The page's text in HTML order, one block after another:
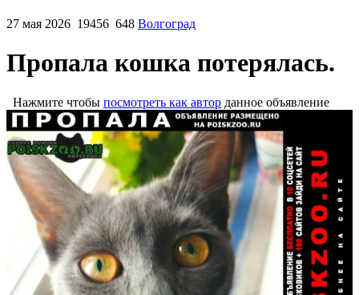
27 мая 2026 19456 648 Волгоград
Пропала кошка потерялась.
Нажмите чтобы посмотреть как автор данное объявление